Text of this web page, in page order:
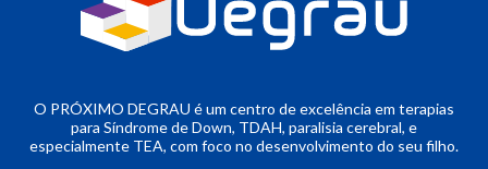
O PRÓXIMO DEGRAU é um centro de excelência em terapias
para Síndrome de Down, TDAH, paralisia cerebral, e
especialmente TEA, com foco no desenvolvimento do seu filho.